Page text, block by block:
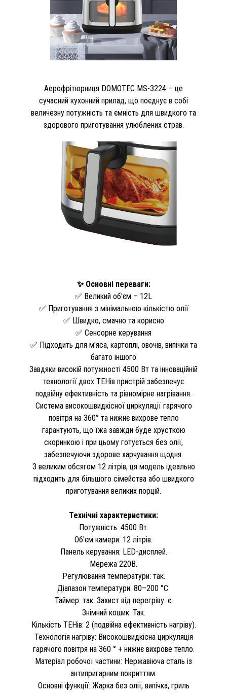
Аерофрітюрниця DOMOTEC MS-3224 – це
сучасний кухонний прилад, що поєднує в собі
величезну потужність та ємність для швидкого та
здорового приготування улюблених страв.
✨ Основні переваги:
✅ Великий об'єм – 12L
✅ Приготування з мінімальною кількістю олії
✅ Швидко, смачно та корисно
✅ Сенсорне керування
✅ Підходить для м'яса, картоплі, овочів, випічки та
багато іншого
Завдяки високій потужності 4500 Вт та інноваційній
технології двох ТЕНів пристрій забезпечує
подвійну ефективність та рівномірне нагрівання.
Система високошвидкісної циркуляції гарячого
повітря на 360° та нижнє вихрове тепло
гарантують, що їжа завжди буде хрусткою
скоринкою і при цьому готується без олії,
забезпечуючи здорове харчування щодня.
З великим обсягом 12 літрів, ця модель ідеально
підходить для більшого сімейства або швидкого
приготування великих порцій.
Технічні характеристики:
Потужність: 4500 Вт.
Об'єм камери: 12 літрів.
Панель керування: LED-дисплей.
Мережа 220В.
Регулювання температури: так.
Діапазон температури: 80–200 °C.
Таймер: так. Захист від перегріву: є.
Знімний кошик: Так.
Кількість ТЕНів: 2 (подвійна ефективність нагріву).
Технологія нагріву: Високошвидкісна циркуляція
гарячого повітря на 360 ° + нижнє вихрове тепло.
Матеріал робочої частини: Нержавіюча сталь із
антипригарним покриттям.
Основні функції: Жарка без олії, випічка, гриль